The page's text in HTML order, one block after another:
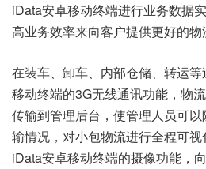
iData安卓移动终端进行业务数据
高业务效率来向客户提供更好的物
在装车、卸车、内部仓储、转运
移动终端的3G无线通讯功能，物
传输到管理后台，使管理人员可
输情况，对小包物流进行全程可
iData安卓移动终端的摄像功能，